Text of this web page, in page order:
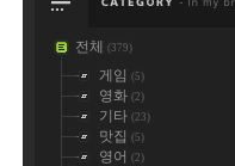
전체 (379)
게임 (5)
영화 (2)
기타 (23)
맛집 (5)
영어 (2)